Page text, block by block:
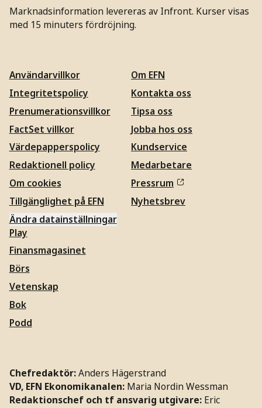
Marknadsinformation levereras av Infront. Kurser visas
med 15 minuters fördröjning.
Användarvillkor
Integritetspolicy
Prenumerationsvillkor
FactSet villkor
Värdepapperspolicy
Redaktionell policy
Om cookies
Tillgänglighet på EFN
Ändra datainställningar
Om EFN
Kontakta oss
Tipsa oss
Jobba hos oss
Kundservice
Medarbetare
Pressrum
Nyhetsbrev
Play
Finansmagasinet
Börs
Vetenskap
Bok
Podd
Chefredaktör:Anders Hägerstrand
VD, EFN Ekonomikanalen: Maria Nordin Wessman
Redaktionschef och tf ansvarig utgivare: Eric